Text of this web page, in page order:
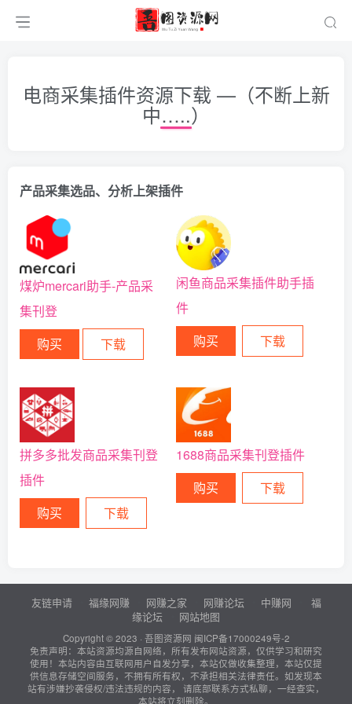
电商采集插件资源下载 —（不断上新
中…..）
产品采集选品、分析上架插件
煤炉mercari助手-产品采
集刊登
购买
下载
闲鱼商品采集插件助手插
件
购买
下载
拼多多批发商品采集刊登
插件
购买
下载
1688商品采集刊登插件
购买
下载
友链申请 福缘网赚 网赚之家 网赚论坛 中赚网
福
缘论坛
网站地图
Copyright © 2023 · 吾图资源网 闽ICP备17000249号-2
免责声明：本站资源均源自网络，所有发布网站资源，仅供学习和研究
使用！本站内容由互联网用户自发分享，本站仅做收集整理，本站仅提
供信息存储空间服务，不拥有所有权，不承担相关法律责任。如发现本
站有涉嫌抄袭侵权/违法违规的内容， 请底部联系方式私聊，一经查实，
本站将立刻删除。